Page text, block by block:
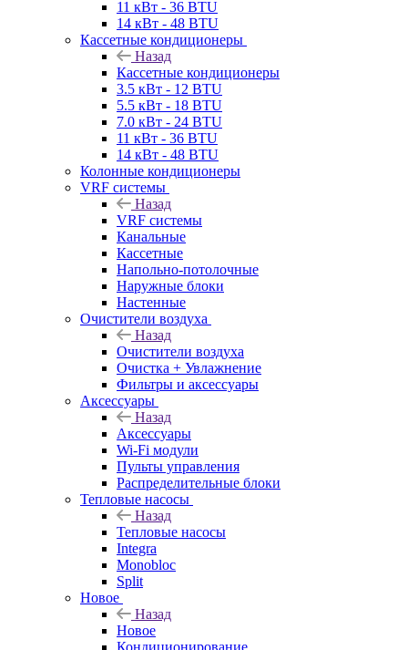
11 кВт - 36 BTU
14 кВт - 48 BTU
Кассетные кондиционеры
Назад
Кассетные кондиционеры
3.5 кВт - 12 BTU
5.5 кВт - 18 BTU
7.0 кВт - 24 BTU
11 кВт - 36 BTU
14 кВт - 48 BTU
Колонные кондиционеры
VRF системы
Назад
VRF системы
Канальные
Кассетные
Напольно-потолочные
Наружные блоки
Настенные
Очистители воздуха
Назад
Очистители воздуха
Очистка + Увлажнение
Фильтры и аксессуары
Аксессуары
Назад
Аксессуары
Wi-Fi модули
Пульты управления
Распределительные блоки
Тепловые насосы
Назад
Тепловые насосы
Integra
Monobloc
Split
Новое
Назад
Новое
Кондиционирование